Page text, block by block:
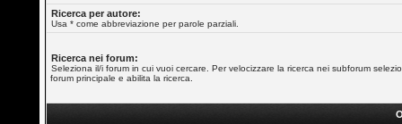
Ricerca per autore:
Usa * come abbreviazione per parole parziali.
Ricerca nei forum:
Seleziona il/i forum in cui vuoi cercare. Per velocizzare la ricerca nei subforum
forum principale e abilita la ricerca.